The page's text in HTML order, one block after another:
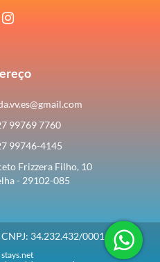
99769 7760
99746-4145
Frizzera Filho, 10
- 29102-085
34.232.432/0001-40
stays.net